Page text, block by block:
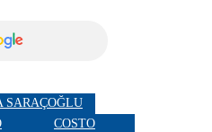
SARAÇOĞLU
COSTO